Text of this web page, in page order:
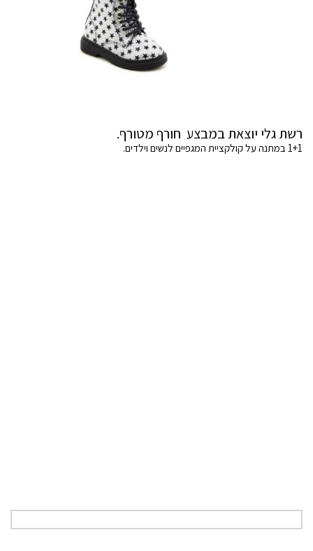
רשת גלי יוצאת במבצע חורף מטורף.
1+1 במתנה על קולקציית המגפיים לנשים וילדים.